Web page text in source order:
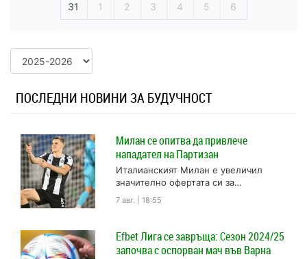
31 1 2 3 4 5 6
ПОСЛЕДНИ НОВИНИ ЗА БУДУЧНОСТ
Милан се опитва да привлече
нападател на Партизан
Италианският Милан е увеличил
значително офертата си за
черногорския футболист на Партизан
Андрей Костич. Сръбският клуб
7 авг. | 18:55
Efbet Лига се завръща: Сезон 2024/25
започва с оспорван мач във Варна